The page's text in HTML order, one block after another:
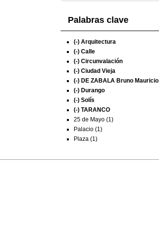
Palabras clave
(-) Arquitectura
(-) Calle
(-) Circunvalación
(-) Ciudad Vieja
(-) DE ZABALA Bruno Mauricio
(-) Durango
(-) Solís
(-) TARANCO
25 de Mayo (1)
Palacio (1)
Plaza (1)